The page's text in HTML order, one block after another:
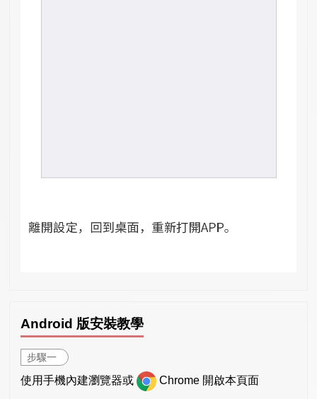
Android 版安裝教學
步驟一
使用手機內建瀏覽器或 Chrome 開啟本頁面